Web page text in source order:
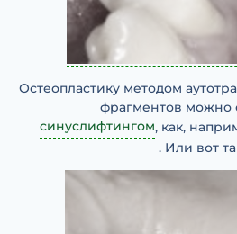
Остеопластику методом
фрагментов можно
синуслифтингом, как,
. Или вот